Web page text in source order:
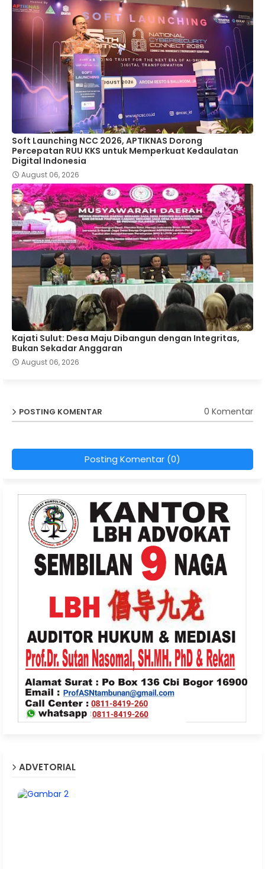
Soft Launching NCC 2026, APTIKNAS Dorong
Percepatan RUU KKS untuk Memperkuat Kedaulatan
Digital Indonesia
August 06, 2026
Kajati Sulut: Desa Maju Dibangun dengan Integritas,
Bukan Sekadar Anggaran
August 06, 2026
POSTING KOMENTAR 0 Komentar
Posting Komentar (0)
ADVETORIAL